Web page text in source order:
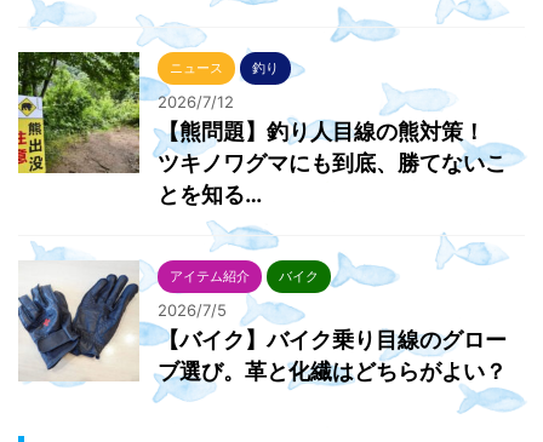
ニュース 釣り
2026/7/12
【熊問題】釣り人目線の熊対策！
ツキノワグマにも到底、勝てないこ
とを知る…
アイテム紹介 バイク
2026/7/5
【バイク】バイク乗り目線のグロー
ブ選び。革と化繊はどちらがよい？